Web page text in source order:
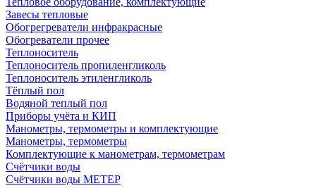
Завесы тепловые
Обогрегреватели инфракрасные
Обогреватели прочее
Теплоноситель
Теплоноситель пропиленгликоль
Теплоноситель этиленгликоль
Тёплый пол
Водяной теплый пол
Приборы учёта и КИП
Манометры, термометры и комплектующие
Манометры, термометры
Комплектующие к манометрам, термометрам
Счётчики воды
Счётчики воды МЕТЕР